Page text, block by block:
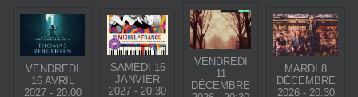
VENDREDI
16 AVRIL
2027 - 20:00
SAMEDI 16
JANVIER
2027 - 20:30
VENDREDI
11
DÉCEMBRE
MARDI 8
DÉCEMBRE
2026 - 20:30